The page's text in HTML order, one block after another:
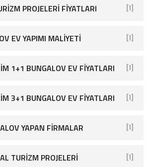
PROJELERI FIYATLARI [1]
EV YAPIMI MALIYETI [1]
1+1 BUNGALOV EV FIYATLARI [1]
3+1 BUNGALOV EV FIYATLARI [1]
YAPAN FIRMALAR [1]
TURIZM PROJELERI [1]